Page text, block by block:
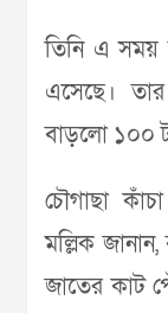
তিনি এ সময়
এসেছে।
বাড়লো ১০০
চৌগাছা
মল্লিক
জাতের কাট